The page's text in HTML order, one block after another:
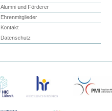
Alumni und Förderer
Ehrenmitglieder
Kontakt
Datenschutz